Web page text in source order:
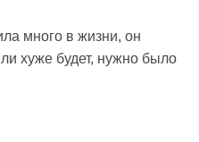
много в жизни, он
хуже будет, нужно было